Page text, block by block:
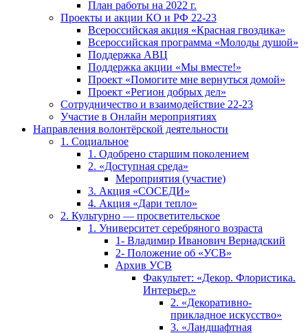
План работы на 2022 г.
Проекты и акции КО и РФ 22-23
Всероссийская акция «Красная гвоздика»
Всероссийская программа «Молоды душой»
Поддержка АВЦ
Поддержка акции «Мы вместе!»
Проект «Помогите мне вернуться домой»
Проект «Регион добрых дел»
Сотрудничество и взаимодействие 22-23
Участие в Онлайн мероприятиях
Направления волонтёрской деятельности
1. Социальное
1. Одобрено старшим поколением
2. «Доступная среда»
Мероприятия (участие)
3. Акция «СОСЕДИ»
4. Акция «Дари тепло»
2. Культурно — просветительское
1. Университет серебряного возраста
1- Владимир Иванович Вернадский
2- Положение об «УСВ»
Архив УСВ
Факультет: «Декор. Флористика.
Интерьер.»
2. «Декоративно-
прикладное искусство»
3. «Ландшафтная